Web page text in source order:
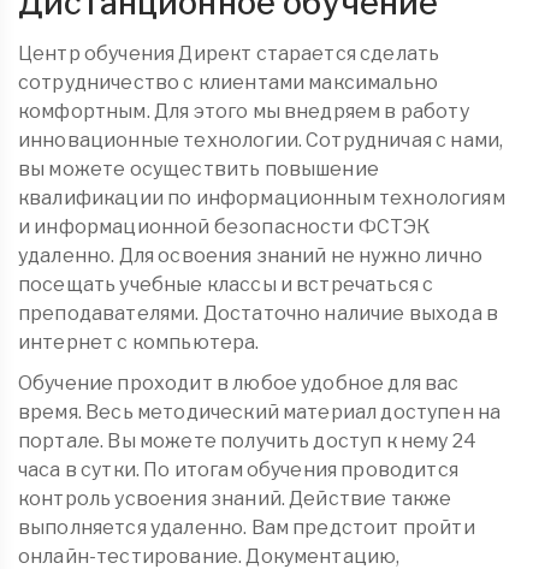
Центр обучения Директ старается сделать
сотрудничество с клиентами максимально
комфортным. Для этого мы внедряем в работу
инновационные технологии. Сотрудничая с нами,
вы можете осуществить повышение
квалификации по информационным технологиям
и информационной безопасности ФСТЭК
удаленно. Для освоения знаний не нужно лично
посещать учебные классы и встречаться с
преподавателями. Достаточно наличие выхода в
интернет с компьютера.
Обучение проходит в любое удобное для вас
время. Весь методический материал доступен на
портале. Вы можете получить доступ к нему 24
часа в сутки. По итогам обучения проводится
контроль усвоения знаний. Действие также
выполняется удаленно. Вам предстоит пройти
онлайн-тестирование. Документацию,